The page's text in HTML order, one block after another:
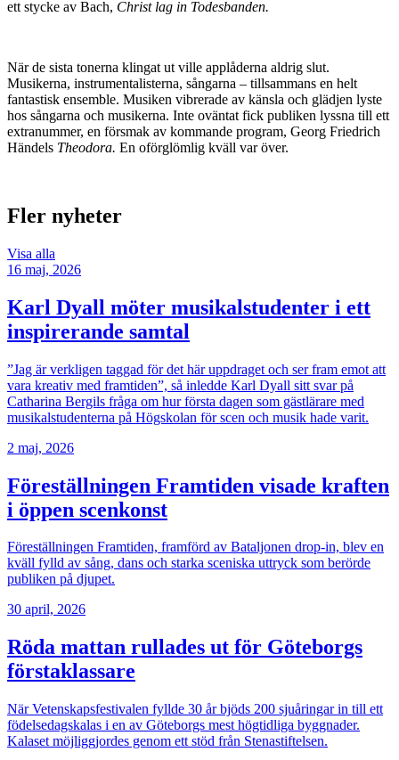
ett stycke av Bach, Christ lag in Todesbanden.
När de sista tonerna klingat ut ville applåderna aldrig slut.
Musikerna, instrumentalisterna, sångarna – tillsammans en helt
fantastisk ensemble. Musiken vibrerade av känsla och glädjen lyste
hos sångarna och musikerna. Inte oväntat fick publiken lyssna till ett
extranummer, en försmak av kommande program, Georg Friedrich
Händels Theodora. En oförglömlig kväll var över.
Fler nyheter
Visa alla
16 maj, 2026
Karl Dyall möter musikalstudenter i ett
inspirerande samtal
”Jag är verkligen taggad för det här uppdraget och ser fram emot att
vara kreativ med framtiden”, så inledde Karl Dyall sitt svar på
Catharina Bergils fråga om hur första dagen som gästlärare med
musikalstudenterna på Högskolan för scen och musik hade varit.
2 maj, 2026
Föreställningen Framtiden visade kraften
i öppen scenkonst
Föreställningen Framtiden, framförd av Bataljonen drop-in, blev en
kväll fylld av sång, dans och starka sceniska uttryck som berörde
publiken på djupet.
30 april, 2026
Röda mattan rullades ut för Göteborgs
förstaklassare
När Vetenskapsfestivalen fyllde 30 år bjöds 200 sjuåringar in till ett
födelsedagskalas i en av Göteborgs mest högtidliga byggnader.
Kalaset möjliggjordes genom ett stöd från Stenastiftelsen.